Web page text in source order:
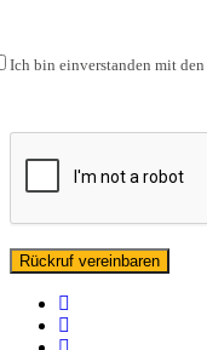
Ich bin einverstanden mit den
facebook
linkedin